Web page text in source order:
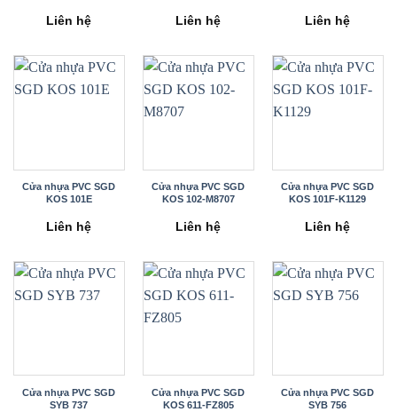
Liên hệ Liên hệ Liên hệ
Cửa nhựa PVC SGD
KOS 101E
Liên hệ
Cửa nhựa PVC SGD
KOS 102-M8707
Liên hệ
Cửa nhựa PVC SGD
KOS 101F-K1129
Liên hệ
Cửa nhựa PVC SGD
SYB 737
Cửa nhựa PVC SGD
KOS 611-FZ805
Cửa nhựa PVC SGD
SYB 756